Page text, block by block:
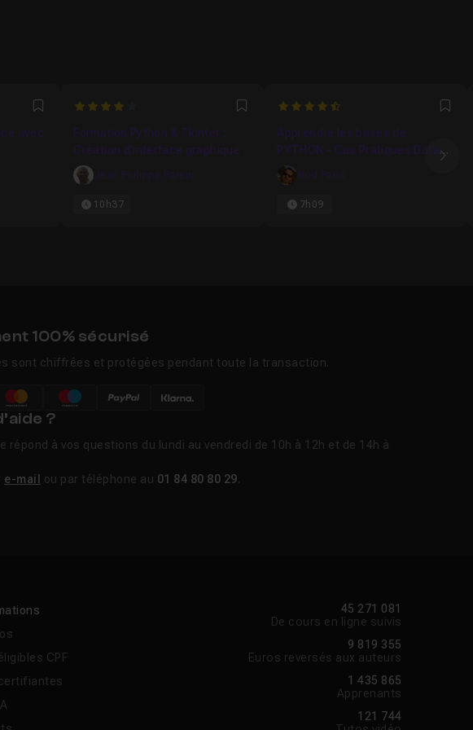
Favori
avec
4 Favori
Formation Python & Tkinter :
Création d'interface graphique
Jean Philippe Parein
10h37
4.6
Apprendre les bases de
PYTHON - Cas Pratiques Data
Sciences inclus
Rod Paris
7h09
100% sécurisé
sont chiffrées et protégées pendant toute la transaction.
?
répond à vos questions du lundi au vendredi de 10h à 12h et de 14h à
e-mail ou par téléphone au 01 84 80 80 29.
CPF
45 271 081
De cours en ligne suivis
9 819 355
Euros reversés aux auteurs
1 435 865
Apprenants
121 744